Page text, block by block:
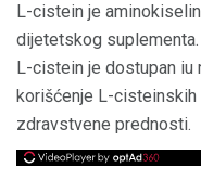
L-cistein je
dijetetskog
L-cistein je dostupan iu
korišćenje L-cisteinskih
zdravstvene prednosti.